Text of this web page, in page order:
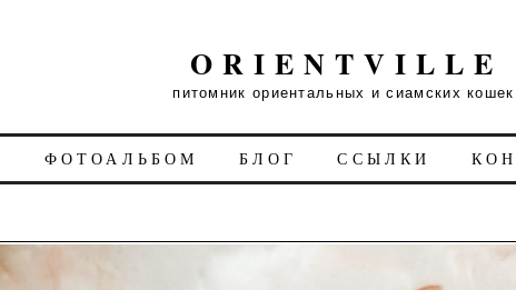
ORIENTVILLE
питомник ориентальных и сиамских кошек
ФОТОАЛЬБОМ БЛОГ ССЫЛКИ